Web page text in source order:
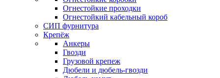
Огнестойкие проходки
Огнестойкий кабельный короб
СИП фурнитура
Крепёж
Анкеры
Гвозди
Грузовой крепеж
Дюбели и дюбель-гвозди